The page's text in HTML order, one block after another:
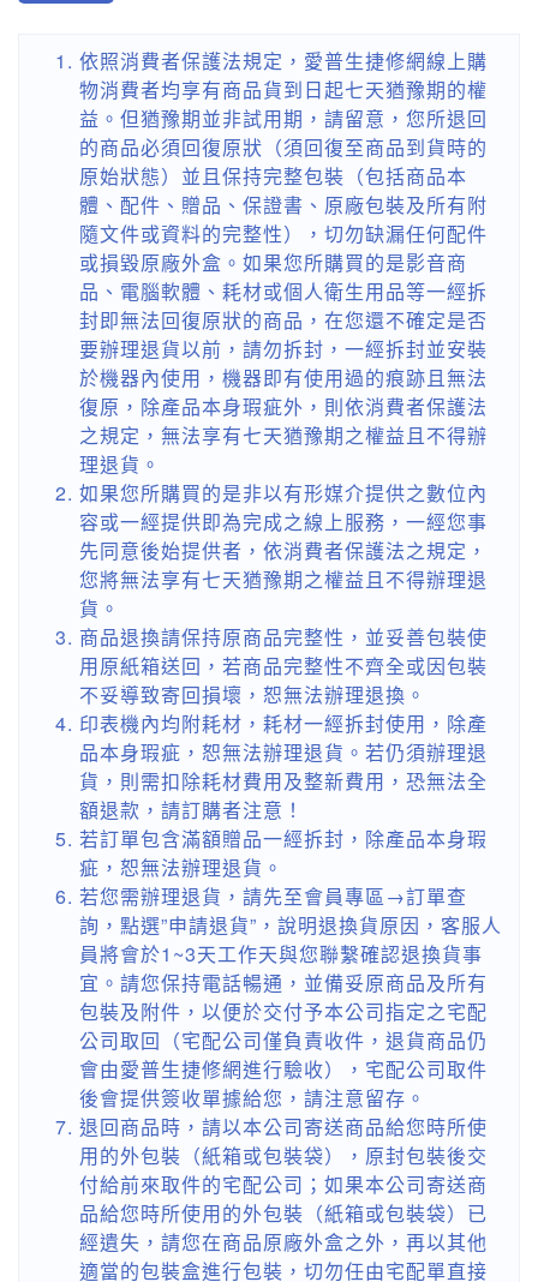
依照消費者保護法規定，愛普生捷修網線上購
物消費者均享有商品貨到日起七天猶豫期的權
益。但猶豫期並非試用期，請留意，您所退回
的商品必須回復原狀（須回復至商品到貨時的
原始狀態）並且保持完整包裝（包括商品本
體、配件、贈品、保證書、原廠包裝及所有附
隨文件或資料的完整性），切勿缺漏任何配件
或損毀原廠外盒。如果您所購買的是影音商
品、電腦軟體、耗材或個人衛生用品等一經拆
封即無法回復原狀的商品，在您還不確定是否
要辦理退貨以前，請勿拆封，一經拆封並安裝
於機器內使用，機器即有使用過的痕跡且無法
復原，除產品本身瑕疵外，則依消費者保護法
之規定，無法享有七天猶豫期之權益且不得辦
理退貨。
如果您所購買的是非以有形媒介提供之數位內
容或一經提供即為完成之線上服務，一經您事
先同意後始提供者，依消費者保護法之規定，
您將無法享有七天猶豫期之權益且不得辦理退
貨。
商品退換請保持原商品完整性，並妥善包裝使
用原紙箱送回，若商品完整性不齊全或因包裝
不妥導致寄回損壞，恕無法辦理退換。
印表機內均附耗材，耗材一經拆封使用，除產
品本身瑕疵，恕無法辦理退貨。若仍須辦理退
貨，則需扣除耗材費用及整新費用，恐無法全
額退款，請訂購者注意！
若訂單包含滿額贈品一經拆封，除產品本身瑕
疵，恕無法辦理退貨。
若您需辦理退貨，請先至會員專區→訂單查
詢，點選”申請退貨”，說明退換貨原因，客服人
員將會於1~3天工作天與您聯繫確認退換貨事
宜。請您保持電話暢通，並備妥原商品及所有
包裝及附件，以便於交付予本公司指定之宅配
公司取回（宅配公司僅負責收件，退貨商品仍
會由愛普生捷修網進行驗收），宅配公司取件
後會提供簽收單據給您，請注意留存。
退回商品時，請以本公司寄送商品給您時所使
用的外包裝（紙箱或包裝袋），原封包裝後交
付給前來取件的宅配公司；如果本公司寄送商
品給您時所使用的外包裝（紙箱或包裝袋）已
經遺失，請您在商品原廠外盒之外，再以其他
適當的包裝盒進行包裝，切勿任由宅配單直接